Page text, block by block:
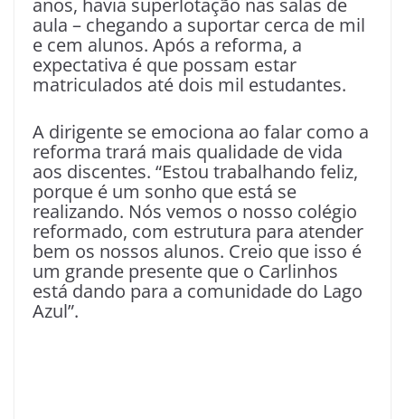
anos, havia superlotação nas salas de
aula – chegando a suportar cerca de mil
e cem alunos. Após a reforma, a
expectativa é que possam estar
matriculados até dois mil estudantes.
A dirigente se emociona ao falar como a
reforma trará mais qualidade de vida
aos discentes. “Estou trabalhando feliz,
porque é um sonho que está se
realizando. Nós vemos o nosso colégio
reformado, com estrutura para atender
bem os nossos alunos. Creio que isso é
um grande presente que o Carlinhos
está dando para a comunidade do Lago
Azul”.